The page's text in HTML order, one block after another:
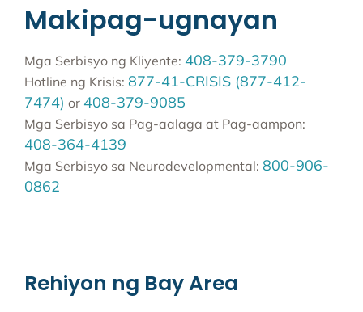
Makipag-ugnayan
Mga Serbisyo ng Kliyente: 408-379-3790
Hotline ng Krisis: 877-41-CRISIS (877-412-
7474) or 408-379-9085
Mga Serbisyo sa Pag-aalaga at Pag-aampon:
408-364-4139
Mga Serbisyo sa Neurodevelopmental: 800-906-
0862
Rehiyon ng Bay Area